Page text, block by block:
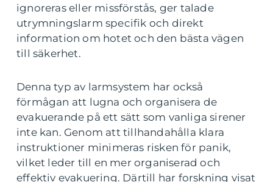
ignoreras eller missförstås, ger talade
utrymningslarm specifik och direkt
information om hotet och den bästa vägen
till säkerhet.
Denna typ av larmsystem har också
förmågan att lugna och organisera de
evakuerande på ett sätt som vanliga sirener
inte kan. Genom att tillhandahålla klara
instruktioner minimeras risken för panik,
vilket leder till en mer organiserad och
effektiv evakuering. Därtill har forskning visat